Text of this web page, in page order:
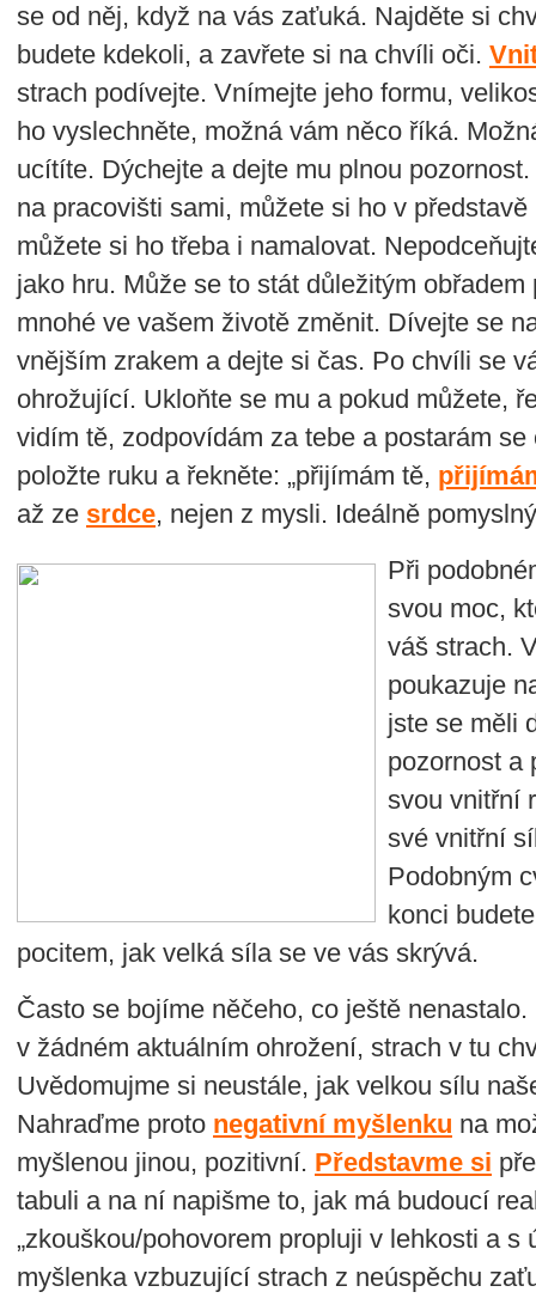
se od něj, když na vás zaťuká. Najděte si
budete kdekoli, a zavřete si na chvíli oči.
strach podívejte. Vnímejte jeho formu,
ho vyslechněte, možná vám něco říká.
ucítíte. Dýchejte a dejte mu plnou
na pracovišti sami, můžete si ho v
můžete si ho třeba i namalovat.
jako hru. Může se to stát důležitým
mnohé ve vašem životě změnit. Dívejte se
vnějším zrakem a dejte si čas. Po chvíli se
ohrožující. Ukloňte se mu a pokud můžete,
vidím tě, zodpovídám za tebe a postarám se
položte ruku a řekněte: „přijímám tě,
až ze srdce, nejen z mysli. Ideálně
Při
svou moc,
váš strach.
poukazuje
jste se měli
pozornost a
svou vnitřní
své vnitřní
Podobným
konci
pocitem, jak velká síla se ve vás skrývá.
Často se bojíme něčeho, co ještě
v žádném aktuálním ohrožení, strach v tu
Uvědomujme si neustále, jak velkou sílu
Nahraďme proto negativní myšlenku na
myšlenou jinou, pozitivní. Představme si
tabuli a na ní napišme to, jak má budoucí
„zkouškou/pohovorem propluji v lehkosti a s
myšlenka vzbuzující strach z neúspěchu